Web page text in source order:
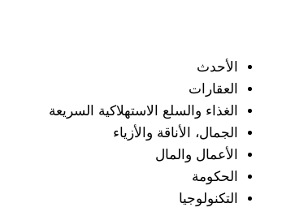
الأحدث
العقارات
الغذاء والسلع الاستهلاكية السريعة
الجمال، الأناقة والأزياء
الأعمال والمال
الحكومة
التكنولوجيا